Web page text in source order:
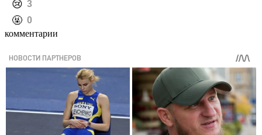
️😢 3
️🤬 0
комментарии